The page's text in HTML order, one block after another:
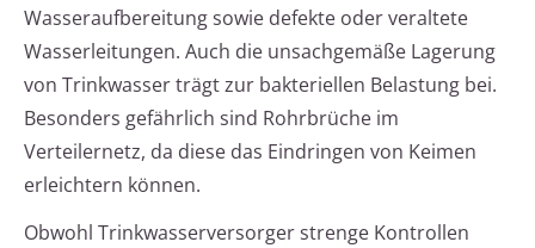
Wasseraufbereitung sowie defekte oder veraltete
Wasserleitungen. Auch die unsachgemäße Lagerung
von Trinkwasser trägt zur bakteriellen Belastung bei.
Besonders gefährlich sind Rohrbrüche im
Verteilernetz, da diese das Eindringen von Keimen
erleichtern können.
Obwohl Trinkwasserversorger strenge Kontrollen